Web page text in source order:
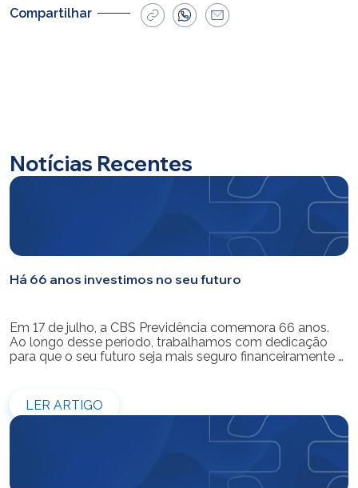
Compartilhar
Notícias Recentes
Há 66 anos investimos no seu futuro
Em 17 de julho, a CBS Previdência comemora 66 anos.
Ao longo desse período, trabalhamos com dedicação
para que o seu futuro seja mais seguro financeiramente e
eficiência e transparência os recursos dos nossos mais
de 39 mil participantes. Temos […]
LER ARTIGO